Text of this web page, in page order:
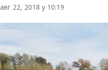
авг 22, 2018 у 10:19